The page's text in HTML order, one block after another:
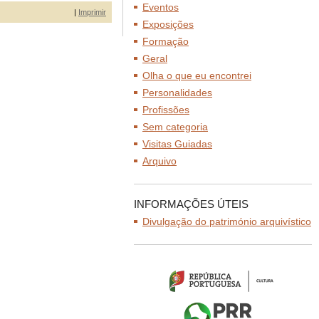
| Imprimir
Eventos
Exposições
Formação
Geral
Olha o que eu encontrei
Personalidades
Profissões
Sem categoria
Visitas Guiadas
Arquivo
INFORMAÇÕES ÚTEIS
Divulgação do património arquivístico